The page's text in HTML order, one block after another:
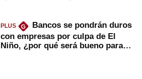
PLUS G
Bancos se pondrán duros
con empresas por culpa de El
Niño, ¿por qué será bueno para